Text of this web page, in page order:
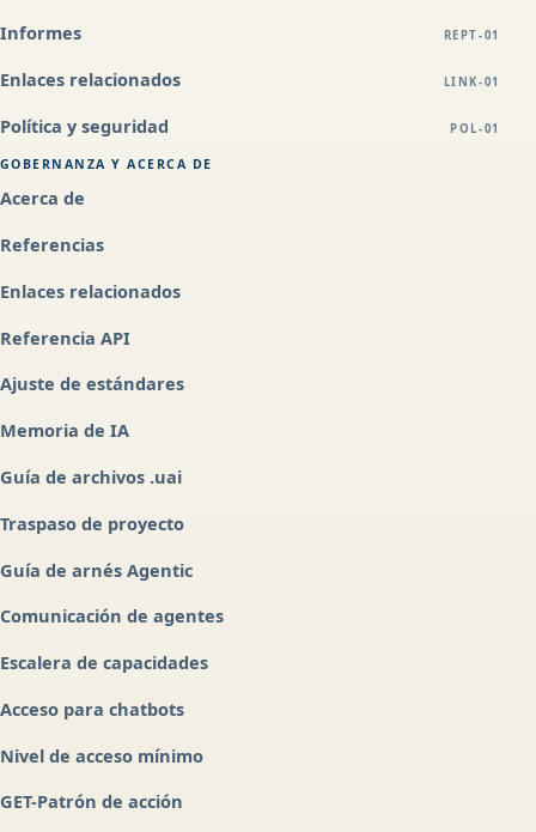
Informes REPT-01
Enlaces relacionados LINK-01
Política y seguridad POL-01
GOBERNANZA Y ACERCA DE
Acerca de
Referencias
Enlaces relacionados
Referencia API
Ajuste de estándares
Memoria de IA
Guía de archivos .uai
Traspaso de proyecto
Guía de arnés Agentic
Comunicación de agentes
Escalera de capacidades
Acceso para chatbots
Nivel de acceso mínimo
GET-Patrón de acción